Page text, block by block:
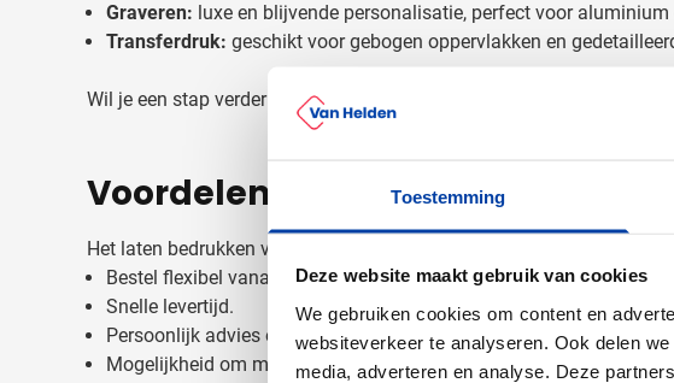
Toestemming
Deze website maakt gebruik van cookies
We gebruiken cookies om content en
websiteverkeer te analyseren. Ook delen
media, adverteren en analyse. Deze
Graveren: luxe en blijvende personalisatie, perfect voor aluminium
Transferdruk: geschikt voor gebogen oppervlakken en
Wil je een stap verder gaan? Combineer je
Voordelen van waterflessen in
Het laten bedrukken van
Bestel flexibel vanaf 10 stuks.
Snelle levertijd.
Persoonlijk advies en begeleiding bij elk project.
Mogelijkheid om meerdere designs te combineren.